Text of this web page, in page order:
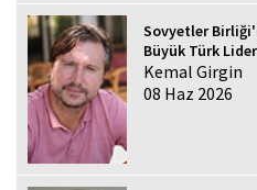
Sovyetler
Büyük Türk
Kemal Girgin
08 Haz 2026